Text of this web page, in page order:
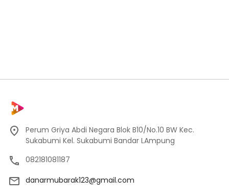
Perum Griya Abdi Negara Blok B10/No.10 BW Kec.
Sukabumi Kel. Sukabumi Bandar LAmpung
082181081187
danarmubarak123@gmail.com